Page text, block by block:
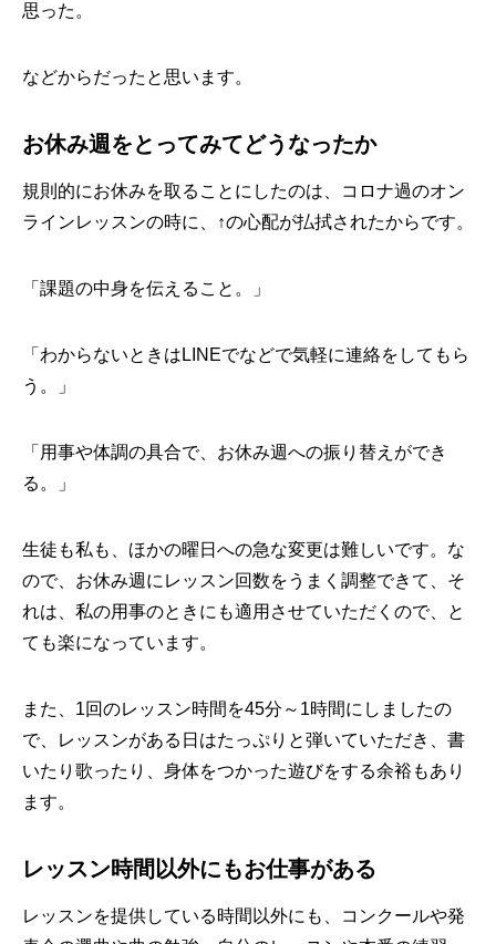
思った。
などからだったと思います。
お休み週をとってみてどうなったか
規則的にお休みを取ることにしたのは、コロナ過のオン
ラインレッスンの時に、↑の心配が払拭されたからです。
「課題の中身を伝えること。」
「わからないときはLINEでなどで気軽に連絡をしてもら
う。」
「用事や体調の具合で、お休み週への振り替えができ
る。」
生徒も私も、ほかの曜日への急な変更は難しいです。な
ので、お休み週にレッスン回数をうまく調整できて、そ
れは、私の用事のときにも適用させていただくので、と
ても楽になっています。
また、1回のレッスン時間を45分～1時間にしましたの
で、レッスンがある日はたっぷりと弾いていただき、書
いたり歌ったり、身体をつかった遊びをする余裕もあり
ます。
レッスン時間以外にもお仕事がある
レッスンを提供している時間以外にも、コンクールや発